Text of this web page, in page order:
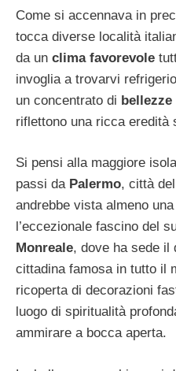
Come si accennava in
tocca diverse località
da un clima favorevole
invoglia a trovarvi
un concentrato di
riflettono una ricca eredità
Si pensi alla maggiore
passi da Palermo, città
andrebbe vista almeno
l’eccezionale fascino del
Monreale, dove ha sede il
cittadina famosa in tutto il
ricoperta di decorazioni
luogo di spiritualità
ammirare a bocca aperta.